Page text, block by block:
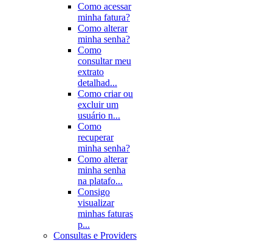
Como acessar
minha fatura?
Como alterar
minha senha?
Como
consultar meu
extrato
detalhad...
Como criar ou
excluir um
usuário n...
Como
recuperar
minha senha?
Como alterar
minha senha
na platafo...
Consigo
visualizar
minhas faturas
p...
Consultas e Providers